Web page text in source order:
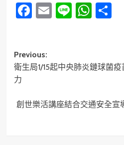
Facebook
Email
Line 分
Post
navigation
Previous:
衛生局1/15起中央肺炎鏈球菌
力
創世樂活講座結合交通安全宣